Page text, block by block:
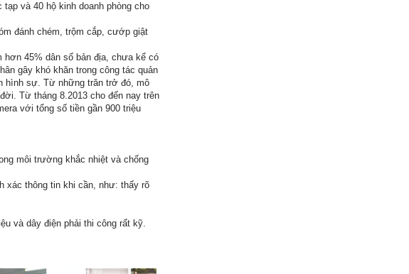
và 40 hộ kinh doanh phòng cho
đánh chém, trộm cắp, cướp giật
hơn 45% dân số bản địa, chưa kể có
gây khó khăn trong công tác quản
hình sự. Từ những trăn trở đó, mô
Từ tháng 8.2013 cho đến nay trên
với tổng số tiền gần 900 triệu
môi trường khắc nhiệt và chống
xác thông tin khi cần, như: thấy rõ
và dây điện phải thi công rất kỹ.